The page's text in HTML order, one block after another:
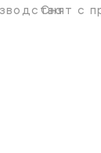
Снят с